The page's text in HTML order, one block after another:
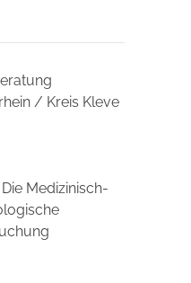
/ Kreis Kleve
Medizinisch-